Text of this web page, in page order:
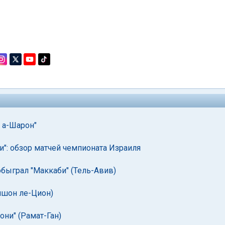
а-Шарон"
обзор матчей чемпионата Израиля
"Маккаби" (Тель-Авив)
ле-Цион)
(Рамат-Ган)